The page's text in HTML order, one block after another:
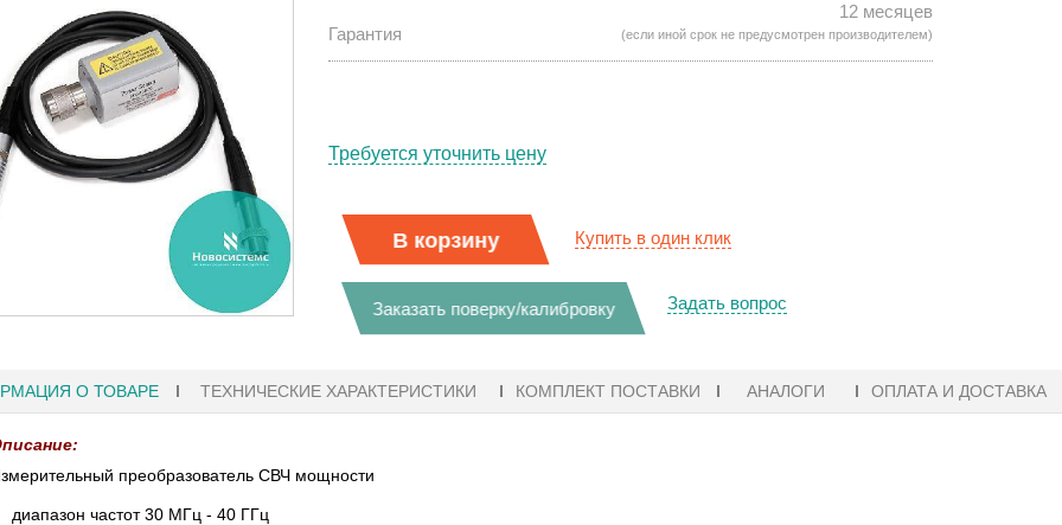
Гарантия
12 месяцев
(если иной срок не предусмотрен производителем)
Требуется уточнить цену
В корзину Купить в один клик
Заказать поверку/калибровку Задать вопрос
О ТОВАРЕ ТЕХНИЧЕСКИЕ ХАРАКТЕРИСТИКИ КОМПЛЕКТ ПОСТАВКИ АНАЛОГИ ОПЛАТА И ДОСТАВКА
преобразователь СВЧ мощности
диапазон частот 30 МГц - 40 ГГц